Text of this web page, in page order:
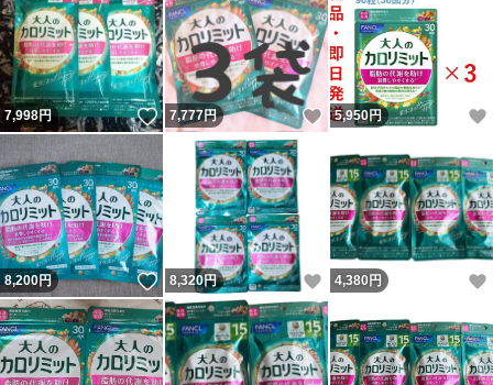
7,998円 いいね！
7,777円 いいね！
5,950円
8,200円 いいね！
8,320円 いいね！
4,380 円